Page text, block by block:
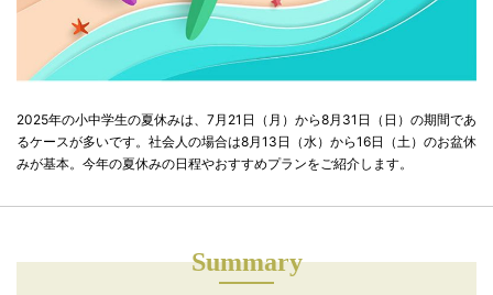
2025年の小中学生の夏休みは、7月21日（月）から8月31日（日）の期間であ
るケースが多いです。社会人の場合は8月13日（水）から16日（土）のお盆休
みが基本。今年の夏休みの日程やおすすめプランをご紹介します。
Summary